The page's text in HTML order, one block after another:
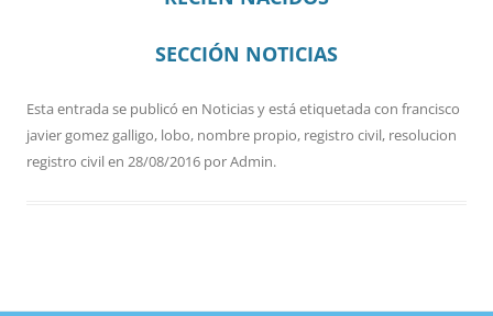
SECCIÓN NOTICIAS
Esta entrada se publicó en Noticiasy está etiquetada con francisco
javier gomez galligo, lobo, nombre propio, registro civil, resolucion
registro civilen 28/08/2016 porAdmin.